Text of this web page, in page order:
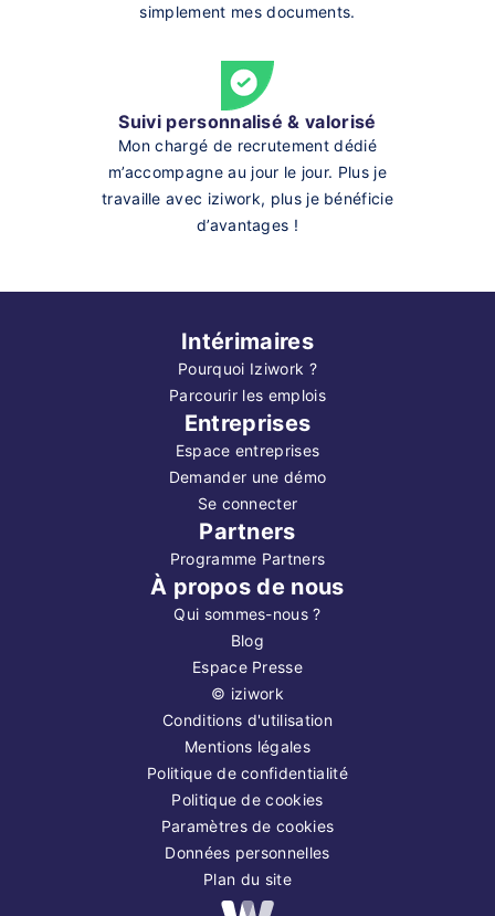
simplement mes documents.
Suivi personnalisé & valorisé
Mon chargé de recrutement dédié
m’accompagne au jour le jour. Plus je
travaille avec iziwork, plus je bénéficie
d’avantages !
Intérimaires
Pourquoi Iziwork ?
Parcourir les emplois
Entreprises
Espace entreprises
Demander une démo
Se connecter
Partners
Programme Partners
À propos de nous
Qui sommes-nous ?
Blog
Espace Presse
© iziwork
Conditions d'utilisation
Mentions légales
Politique de confidentialité
Politique de cookies
Paramètres de cookies
Données personnelles
Plan du site